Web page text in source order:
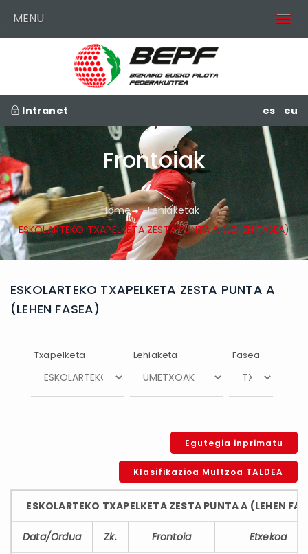
MENU
Intranet es eu
Frontoiak
Home
Lehiaketak
ESKOLARTEKO TXAPELKETA ZESTA PUNTA A (LEHEN FASEA)
ESKOLARTEKO TXAPELKETA ZESTA PUNTA A
(LEHEN FASEA)
Txapelketa Lehiaketa Fasea
Egutegia inprimatu
Klasifikazioa Multzoa TALDEA
ESKOLARTEKO TXAPELKETA ZESTA PUNTA A (LEHEN
Data/Ordua Zk. Frontoia Etxekoa